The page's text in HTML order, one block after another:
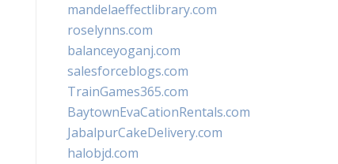
mandelaeffectlibrary.com
roselynns.com
balanceyoganj.com
salesforceblogs.com
TrainGames365.com
BaytownEvaCationRentals.com
JabalpurCakeDelivery.com
halobjd.com